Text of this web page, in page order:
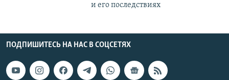
и его последствиях
ПОДПИШИТЕСЬ НА НАС В СОЦСЕТЯХ